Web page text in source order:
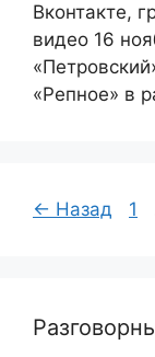
Вконтакте,
видео 16
«Репное» в
← Назад 1